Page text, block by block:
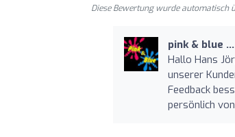
Diese Bewertung wurde automatisch
pink & blue
Hallo Hans
unserer
Feedback
persönlich